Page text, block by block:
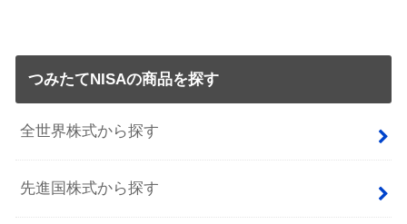
つみたてNISAの商品を探す
全世界株式から探す
先進国株式から探す